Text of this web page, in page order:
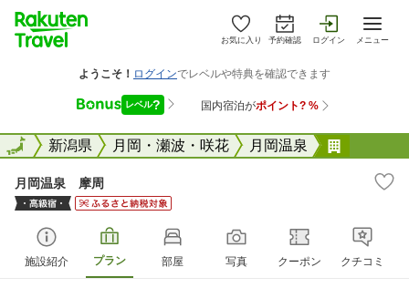
お気に入り 予約確認 ログイン メニュー
全国新潟県 月岡・瀬波・咲花 月岡温泉
全国
月岡温泉 摩周
施設紹介 プラン 部屋 写真 クーポン クチコミ